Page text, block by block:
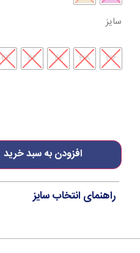
سایز
36
38
40
42
44
افزودن به سبد خرید
راهنمای انتخاب سایز